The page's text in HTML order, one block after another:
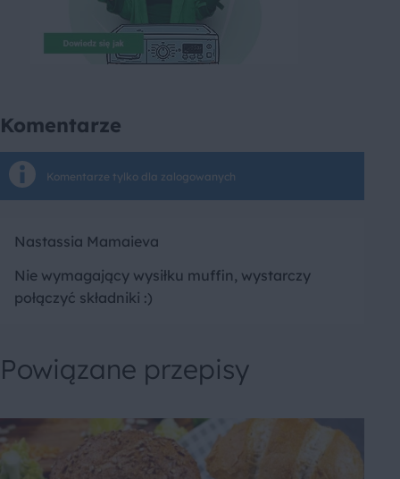
Komentarze
Komentarze tylko dla zalogowanych
Nastassia Mamaieva
Nie wymagający wysiłku muffin, wystarczy
połączyć składniki :)
Powiązane przepisy